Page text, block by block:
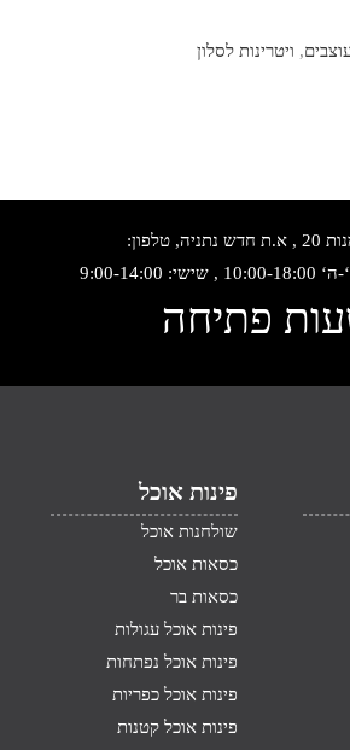
, ויטרינות לסלון
טלפון:
14:00
פתיחה
פינות אוכל
שולחנות אוכל
כסאות אוכל
כסאות בר
פינות אוכל עגולות
פינות אוכל נפתחות
פינות אוכל כפריות
פינות אוכל קטנות